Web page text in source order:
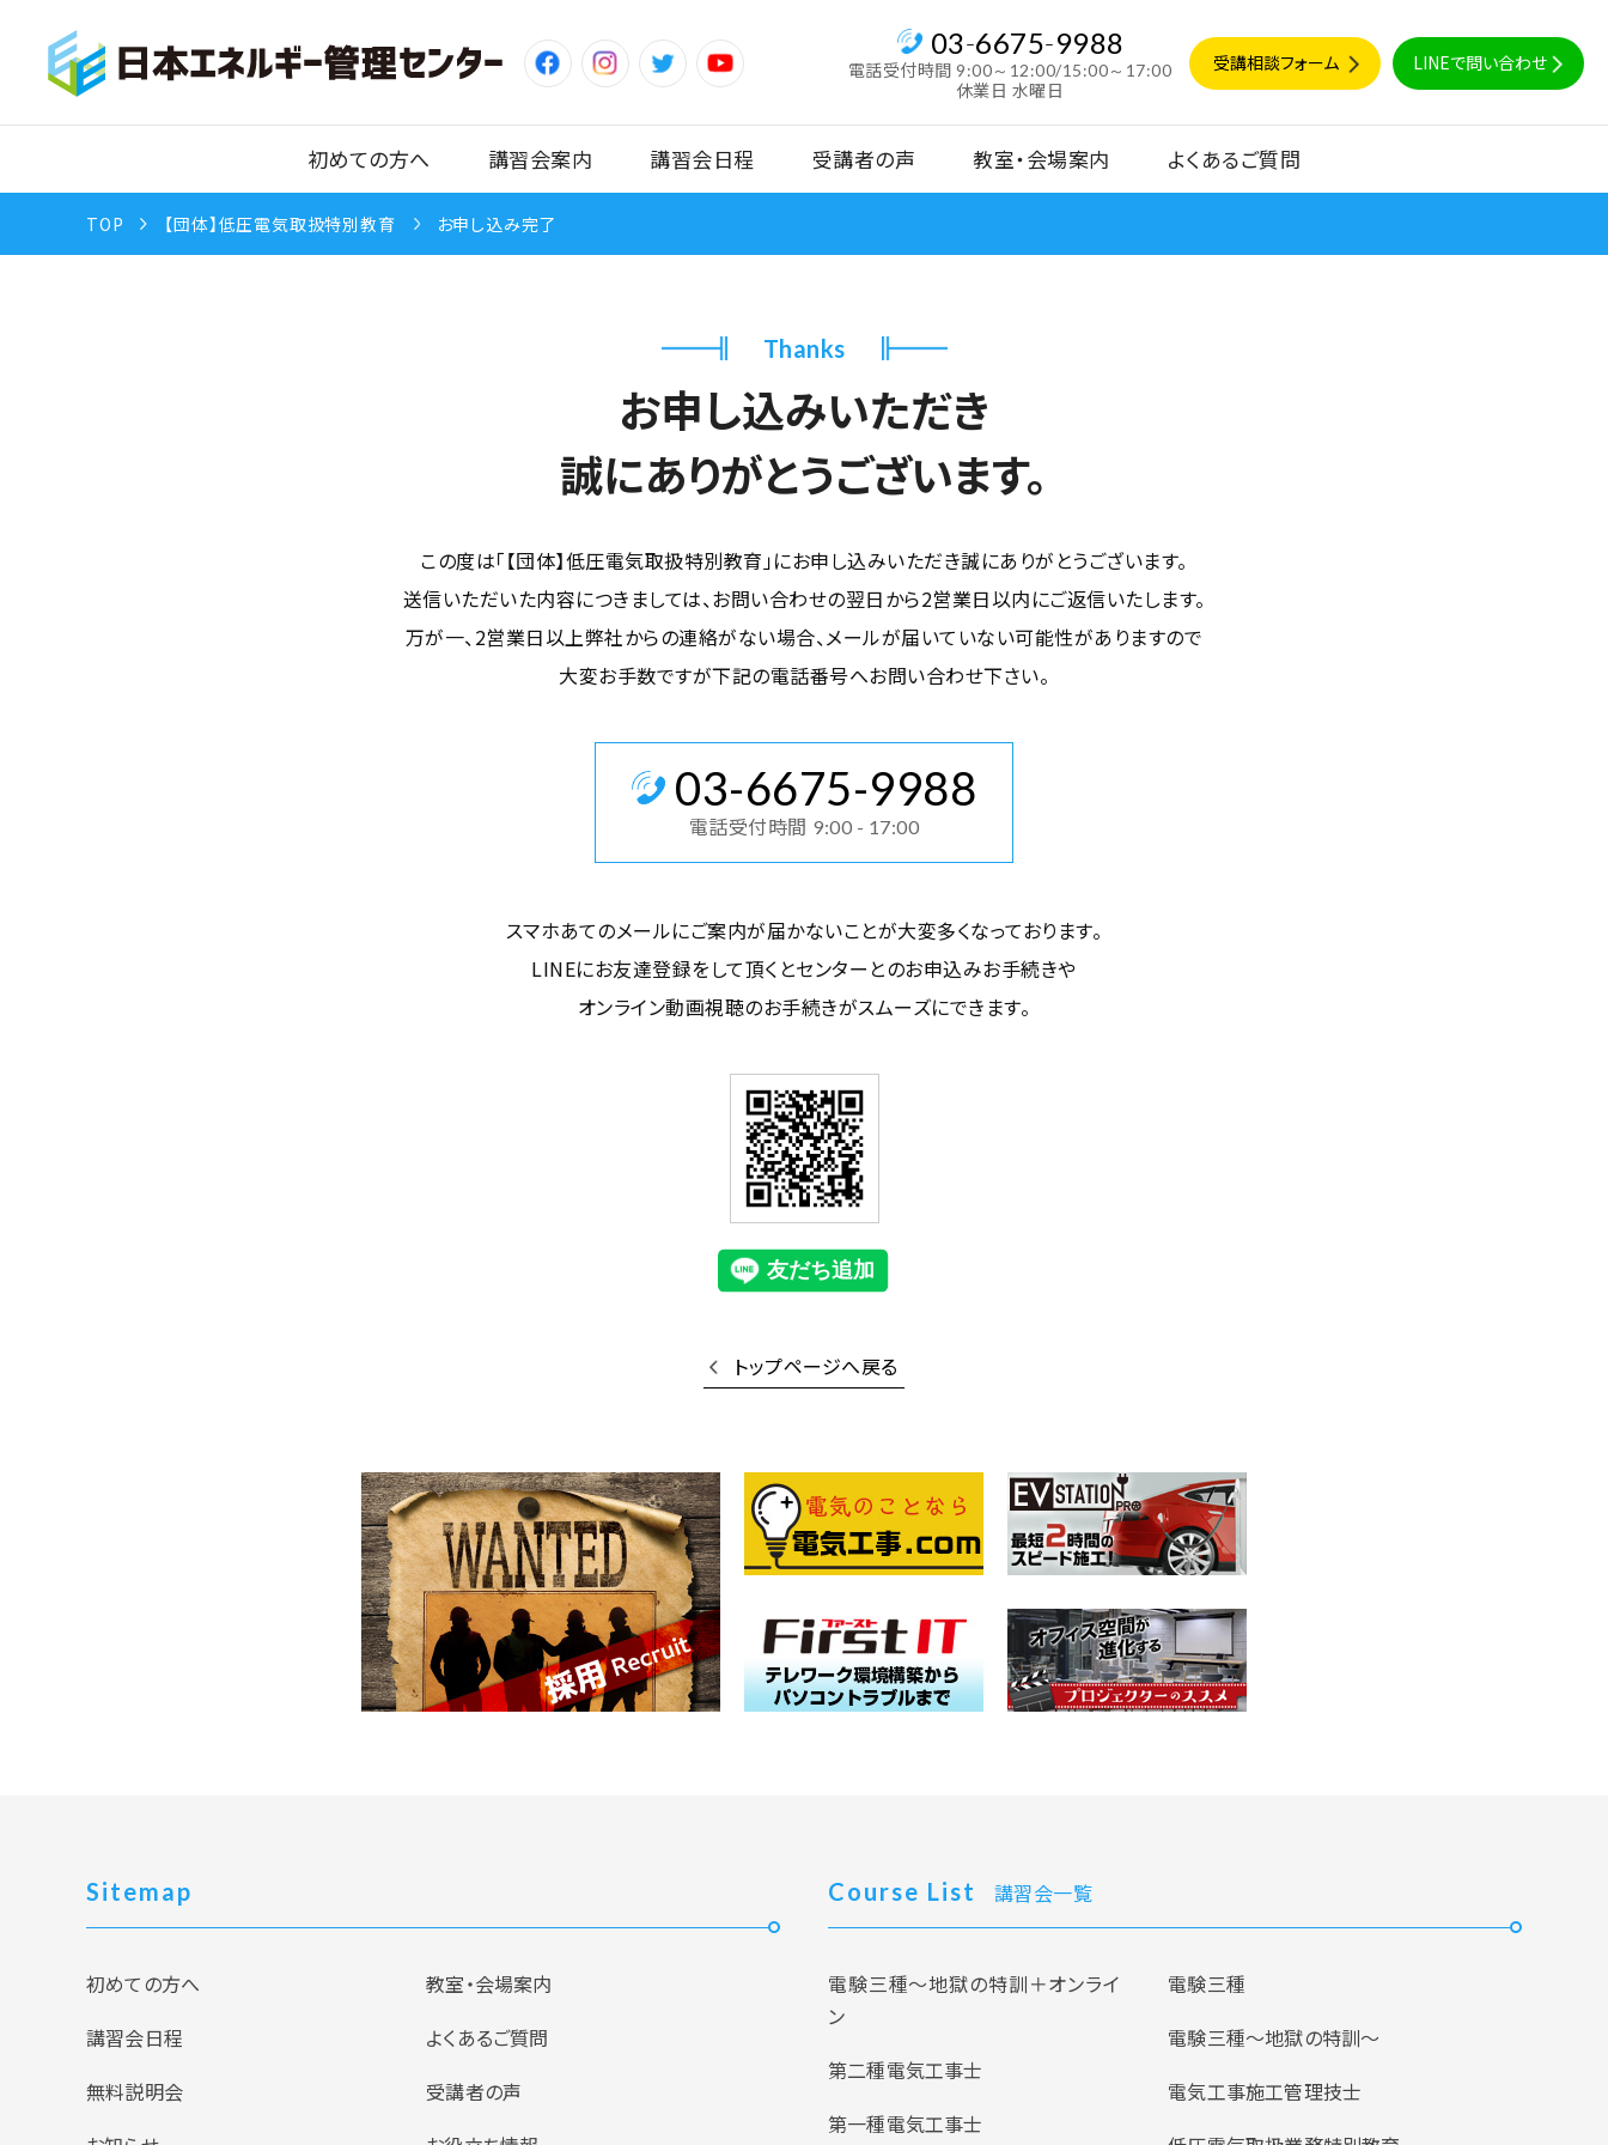
03-6675-9988
電話受付時間 9:00～12:00/15:00～17:00
休業日 水曜日
受講相談フォーム LINEで問い合わせ
初めての方へ 講習会案内 講習会日程 受講者の声 教室・会場案内 よくあるご質問
TOP 【団体】低圧電気取扱特別教育 お申し込み完了
Thanks
お申し込みいただき
誠にありがとうございます。
この度は「【団体】低圧電気取扱特別教育」にお申し込みいただき誠にありがとうございます。
送信いただいた内容につきましては、お問い合わせの翌日から2営業日以内にご返信いたします。
万が一、2営業日以上弊社からの連絡がない場合、メールが届いていない可能性がありますので
大変お手数ですが下記の電話番号へお問い合わせ下さい。
03-6675-9988
電話受付時間 9:00 - 17:00
スマホあてのメールにご案内が届かないことが大変多くなっております。
LINEにお友達登録をして頂くとセンターとのお申込みお手続きや
オンライン動画視聴のお手続きがスムーズにできます。
トップページへ戻る
Sitemap
初めての方へ
教室・会場案内
講習会日程
よくあるご質問
無料説明会
受講者の声
Course List 講習会一覧
電験三種～地獄の特訓＋オンライ
ン
第二種電気工事士
第一種電気工事士
電験三種
電験三種〜地獄の特訓〜
電気工事施工管理技士